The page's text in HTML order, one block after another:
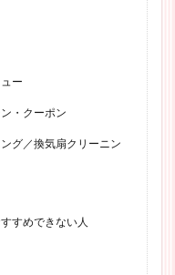
ー
・クーポン
グ／換気扇クリーニン
すめできない人